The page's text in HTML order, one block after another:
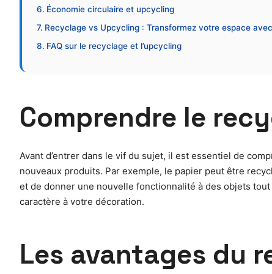
Économie circulaire et upcycling
Recyclage vs Upcycling : Transformez votre espace
FAQ sur le recyclage et l’upcycling
Comprendre le
Avant d’entrer dans le vif du sujet, il est essentiel de
nouveaux produits. Par exemple, le papier peut être
et de donner une nouvelle fonctionnalité à des objets
caractère à votre décoration.
Les avantages du